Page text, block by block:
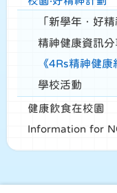
「新學年．好
精神健康資訊分
《4Rs精神健
學校活動
健康飲食在校園
Information for